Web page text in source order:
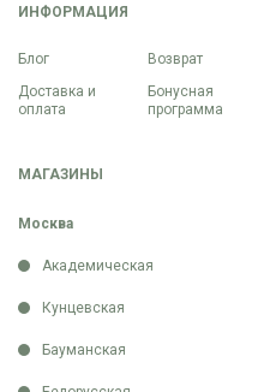
ИНФОРМАЦИЯ
Блог
Доставка и
оплата
Возврат
Бонусная
программа
МАГАЗИНЫ
Москва
Академическая
Кунцевская
Бауманская